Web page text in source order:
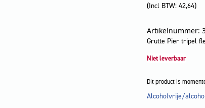
(Incl BTW: 42,64)
Artikelnummer:
Grutte Pier tripel
Niet leverbaar
Dit product is
Alcoholvrije/